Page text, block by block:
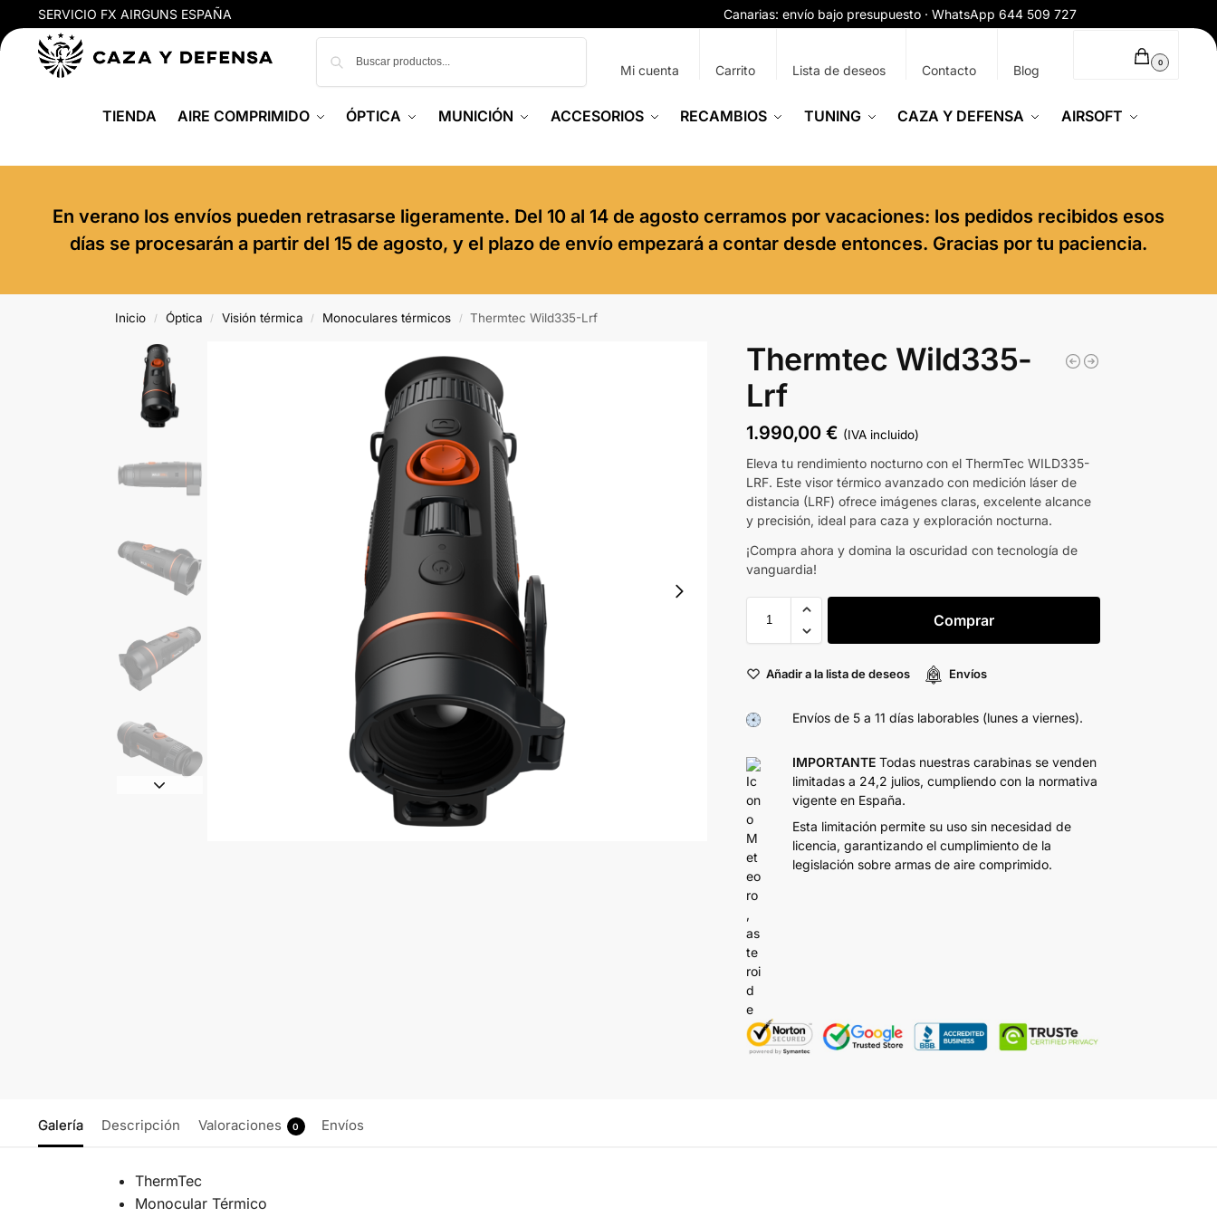
SERVICIO FX AIRGUNS ESPAÑA Canarias: envío bajo presupuesto · WhatsApp 644 509 727
Mi cuenta Carrito Lista de deseos Contacto Blog 0
TIENDA AIRE COMPRIMIDO ÓPTICA MUNICIÓN ACCESORIOS RECAMBIOS TUNING CAZA Y DEFENSA AIRSOFT
En verano los envíos pueden retrasarse ligeramente. Del 10 al 14 de agosto cerramos por vacaciones: los pedidos recibidos esos
días se procesarán a partir del 15 de agosto, y el plazo de envío empezará a contar desde entonces. Gracias por tu paciencia.
Inicio / Óptica / Visión térmica / Monoculares térmicos / Thermtec Wild335-Lrf
Thermtec Wild335-
Lrf
1.990,00€ (IVA incluido)
Eleva tu rendimiento nocturno con el ThermTec WILD335-
LRF. Este visor térmico avanzado con medición láser de
distancia (LRF) ofrece imágenes claras, excelente alcance
y precisión, ideal para caza y exploración nocturna.
¡Compra ahora y domina la oscuridad con tecnología de
vanguardia!
Comprar
Añadir a la lista de deseos Envíos
Envíos de 5 a 11 días laborables (lunes a viernes).
IMPORTANTE Todas nuestras carabinas se venden
limitadas a 24,2 julios, cumpliendo con la normativa
vigente en España.
Esta limitación permite su uso sin necesidad de
licencia, garantizando el cumplimiento de la
legislación sobre armas de aire comprimido.
Galería Descripción Valoraciones 0 Envíos
ThermTec
Monocular Térmico